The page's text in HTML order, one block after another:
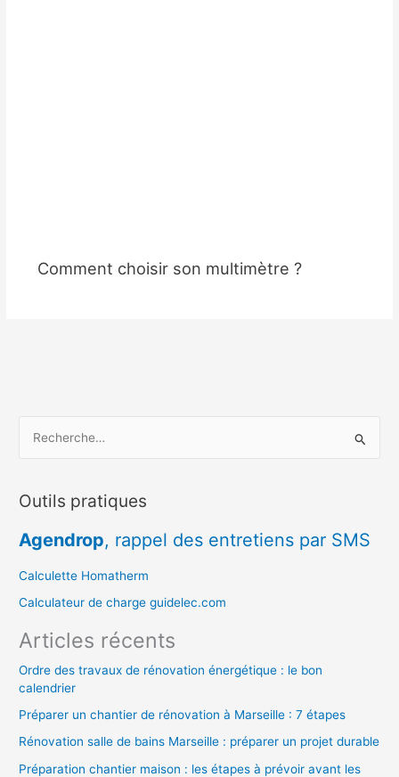
Comment choisir son multimètre ?
h
r
c
h
r
:
Outils pratiques
Agendrop, rappel des entretiens par SMS
Calculette Homatherm
Calculateur de charge guidelec.com
Articles récents
Ordre des travaux de rénovation énergétique : le bon
calendrier
Préparer un chantier de rénovation à Marseille : 7 étapes
Rénovation salle de bains Marseille : préparer un projet durable
Préparation chantier maison : les étapes à prévoir avant les